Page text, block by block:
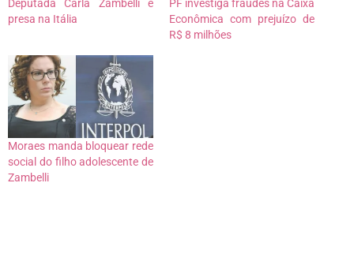
Deputada Carla Zambelli é
presa na Itália
PF investiga fraudes na Caixa
Econômica com prejuízo de
R$ 8 milhões
Moraes manda bloquear rede
social do filho adolescente de
Zambelli